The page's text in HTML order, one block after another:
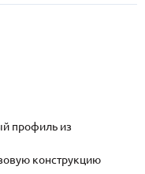
доставкой и установкой в
M.RU
профиль из
конструкцию